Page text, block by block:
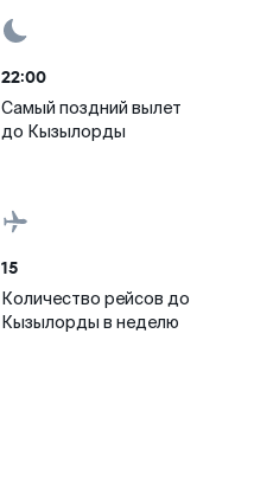
22:00
Самый поздний вылет
до Кызылорды
15
Количество рейсов до
Кызылорды в неделю